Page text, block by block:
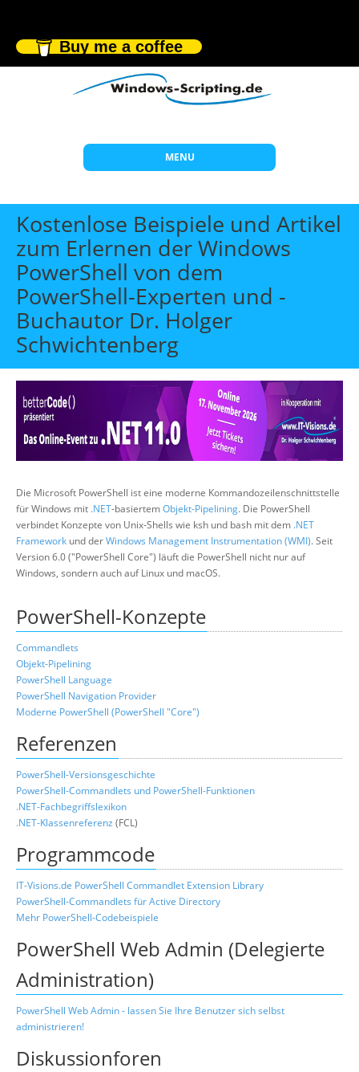
Buy me a coffee
MENU
Start
Themen
Beratung
Individuelle Schulungen
Offene Seminare
Wissen
Über uns
Suche
Kostenlose Beispiele und Artikel
zum Erlernen der Windows
PowerShell von dem
PowerShell-Experten und -
Buchautor Dr. Holger
Schwichtenberg
Die Microsoft PowerShell ist eine moderne Kommandozeilenschnittstelle
für Windows mit .NET-basiertemObjekt-Pipelining. Die PowerShell
verbindet Konzepte von Unix-Shells wie ksh und bash mit dem .NET
Framework und derWindows Management Instrumentation (WMI). Seit
Version 6.0 ("PowerShell Core") läuft die PowerShell nicht nur auf
Windows, sondern auch auf Linux und macOS.
PowerShell-Konzepte
Commandlets
Objekt-Pipelining
PowerShell Language
PowerShell Navigation Provider
Moderne PowerShell (PowerShell "Core")
Referenzen
PowerShell-Versionsgeschichte
PowerShell-Commandlets und PowerShell-Funktionen
.NET-Fachbegriffslexikon
.NET-Klassenreferenz (FCL)
Programmcode
IT-Visions.de PowerShell Commandlet Extension Library
PowerShell-Commandlets für Active Directory
Mehr PowerShell-Codebeispiele
PowerShell Web Admin (Delegierte
Administration)
PowerShell Web Admin - lassen Sie Ihre Benutzer sich selbst
administrieren!
Diskussionforen